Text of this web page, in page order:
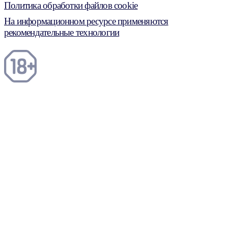
Политика обработки файлов cookie
На информационном ресурсе применяются
рекомендательные технологии